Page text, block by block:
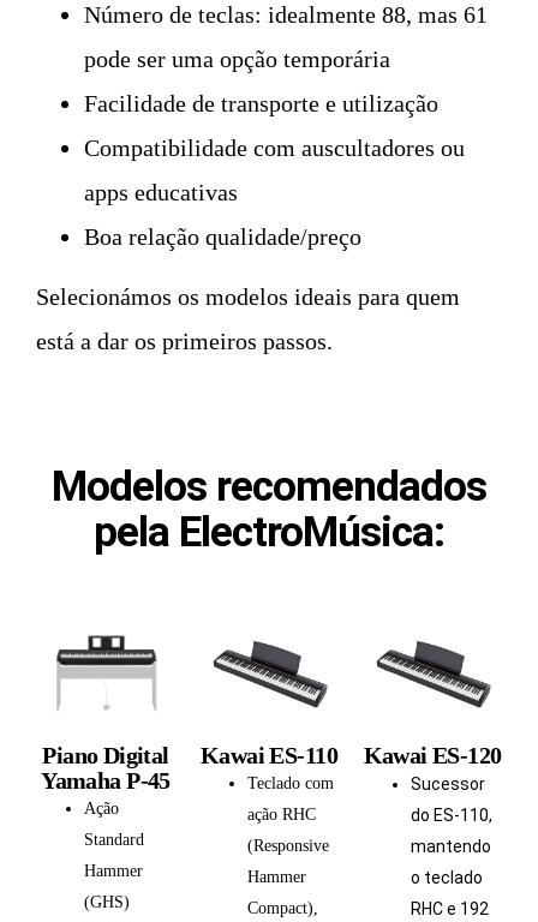
Número de teclas: idealmente 88, mas 61
pode ser uma opção temporária
Facilidade de transporte e utilização
Compatibilidade com auscultadores ou
apps educativas
Boa relação qualidade/preço
Selecionámos os modelos ideais para quem
está a dar os primeiros passos.
Modelos recomendados
pela ElectroMúsica:
Piano Digital
Yamaha P-45
Ação
Standard
Hammer
(GHS)
Kawai ES‑110
Teclado com
ação RHC
(Responsive
Hammer
Compact),
Kawai ES‑120
Sucessor
do ES‑110,
mantendo
o teclado
RHC e 192